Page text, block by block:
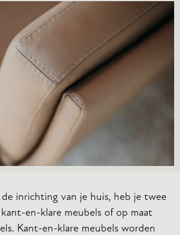
inrichting van je huis, heb je twee
en-klare meubels of op maat
Kant-en-klare meubels worden